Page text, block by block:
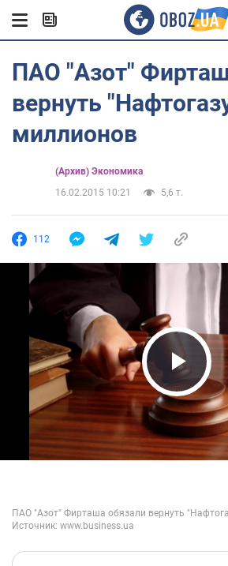
ПАО "Азот"
вернуть
миллионов
(Архив) Экономика
16.02.2015 10:21
5,6 т.
112
Play